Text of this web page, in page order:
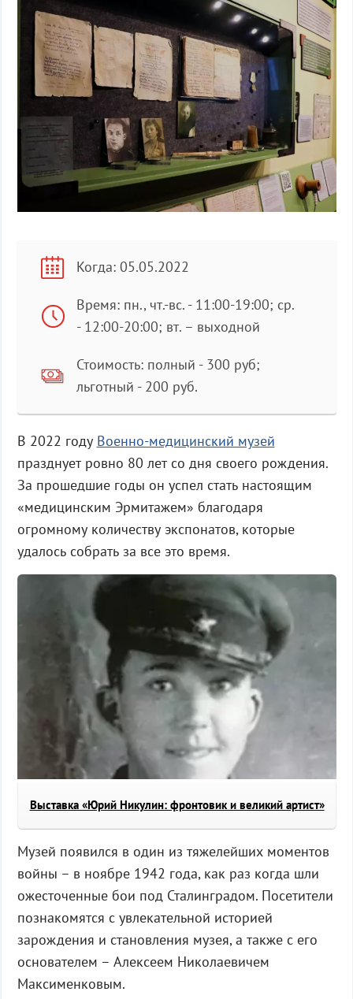
Когда: 05.05.2022
Время: пн., чт.-вс. - 11:00-19:00; ср.
- 12:00-20:00; вт. – выходной
Стоимость: полный - 300 руб;
льготный - 200 руб.
В 2022 году Военно-медицинский музей
празднует ровно 80 лет со дня своего рождения.
За прошедшие годы он успел стать настоящим
«медицинским Эрмитажем» благодаря
огромному количеству экспонатов, которые
удалось собрать за все это время.
Выставка «Юрий Никулин: фронтовик и великий артист»
Музей появился в один из тяжелейших моментов
войны – в ноябре 1942 года, как раз когда шли
ожесточенные бои под Сталинградом. Посетители
познакомятся с увлекательной историей
зарождения и становления музея, а также с его
основателем – Алексеем Николаевичем
Максименковым.